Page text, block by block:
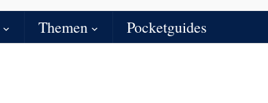
Themen Pocketguides